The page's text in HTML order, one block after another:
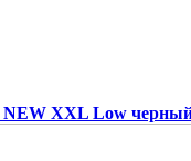
XXL Low черный